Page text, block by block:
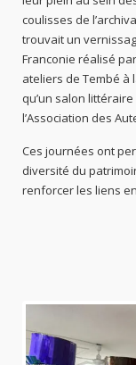
coulisses de
trouvait un
Franconie réalisé
ateliers de Tembé à
qu’un salon
l’Association des
Ces journées ont
diversité du
renforcer les liens